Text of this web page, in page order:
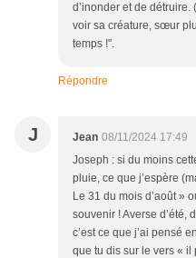
d’inonder et de
voir sa créature, sœur
temps !".
Répondre
J Jean 08/11/2024 17:49
Joseph : si du moins
pluie, ce que j’espère
Le 31 du mois d’août »
souvenir ! Averse d’été,
c’est ce que j’ai pensé
que tu dis sur le vers « il